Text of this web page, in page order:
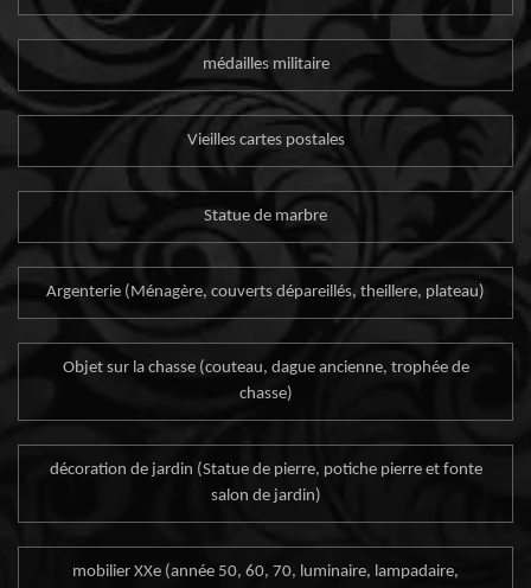
médailles militaire
Vieilles cartes postales
Statue de marbre
Argenterie (Ménagère, couverts dépareillés, theillere, plateau)
Objet sur la chasse (couteau, dague ancienne, trophée de
chasse)
décoration de jardin (Statue de pierre, potiche pierre et fonte
salon de jardin)
mobilier XXe (année 50, 60, 70, luminaire, lampadaire,